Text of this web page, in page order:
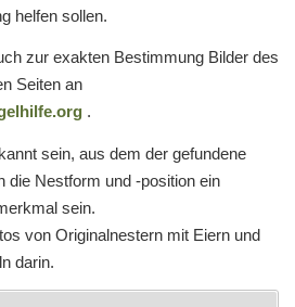
helfen sollen.
zur exakten Bestimmung Bilder des
Seiten an
.
sein, aus dem der gefundene
die Nestform und -position ein
sein.
von Originalnestern mit Eiern und
darin.